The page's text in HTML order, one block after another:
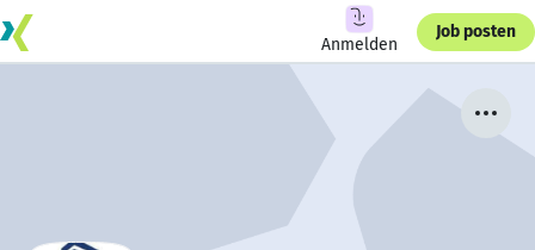
Anmelden
Job posten